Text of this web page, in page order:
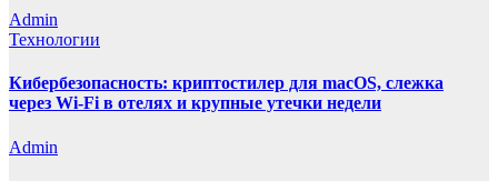
Admin
Технологии
Кибербезопасность: криптостилер для macOS, слежка
через Wi-Fi в отелях и крупные утечки недели
Admin